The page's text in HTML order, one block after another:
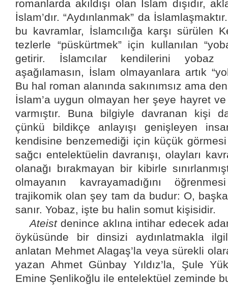
romanlarda akıldışı olan İslam dışıdır,
İslam’dır. “Aydınlanmak” da İslamlaşmaktır.
bu kavramlar, İslamcılığa karşı sürülen
tezlerle “püskürtmek” için kullanılan
getirir. İslamcılar kendilerini yobaz
aşağılamasın, İslam olmayanlara artık
Bu hal roman alanında sakınımsız ama
İslam’a uygun olmayan her şeye hayret
varmıştır. Buna bilgiyle davranan kişi
çünkü bildikçe anlayışı genişleyen
kendisine benzemediği için küçük görmesi
sağcı entelektüelin davranışı, olayları
olanağı bırakmayan bir kibirle
olmayanın kavrayamadığını
trajikomik olan şey tam da budur: O,
sanır. Yobaz, işte bu halin somut kişisidir.
Ateist denince aklına intihar edecek
öyküsünde bir dinsizi aydınlatmakla
anlatan Mehmet Alagaş’la veya sürekli
yazan Ahmet Günbay Yıldız’la, Şule
Emine Şenlikoğlu ile entelektüel zeminde